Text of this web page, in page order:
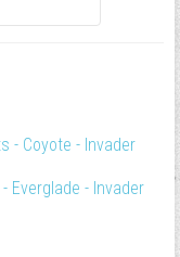
- Coyote - Invader
Everglade - Invader